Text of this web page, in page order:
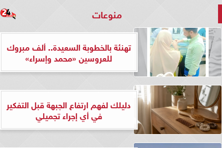
منوعات
تهنئة بالخطوبة السعيدة.. ألف مبروك
للعروسين «محمد وإسراء»
دليلك لفهم ارتفاع الجبهة قبل التفكير
في أي إجراء تجميلي